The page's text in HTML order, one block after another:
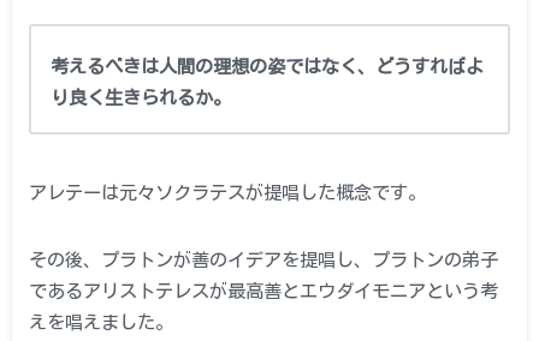
考えるべきは人間の理想の姿ではなく、どうすればよ
り良く生きられるか。
アレテーは元々ソクラテスが提唱した概念です。
その後、プラトンが善のイデアを提唱し、プラトンの弟子
であるアリストテレスが最高善とエウダイモニアという考
えを唱えました。